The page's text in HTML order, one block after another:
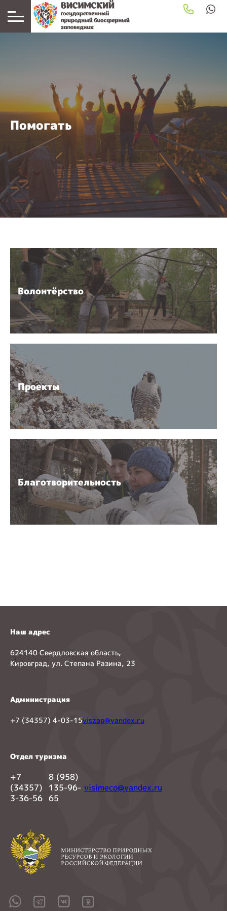
Помогать
Волонтёрство
Проекты
Благотворительность
Наш адрес
624140 Свердловская область,
Кировград, ул. Степана Разина, 23
Администрация
+7 (34357) 4-03-15viszap@yandex.ru
Отдел туризма
+7
(34357)
3-36-56
8 (958)
135-96-
65
visimeco@yandex.ru